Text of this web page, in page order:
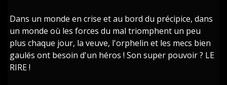
Dans un monde en crise et au bord du précipice, dans
un monde où les forces du mal triomphent un peu
plus chaque jour, la veuve, l'orphelin et les mecs bien
gaulés ont besoin d'un héros ! Son super pouvoir ? LE
RIRE !